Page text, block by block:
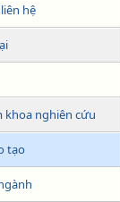
hệ
khoa nghiên cứu
tạo